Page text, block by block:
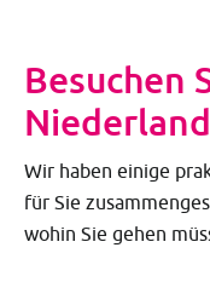
Besuchen
Wir haben einige
für Sie
wohin Sie gehen